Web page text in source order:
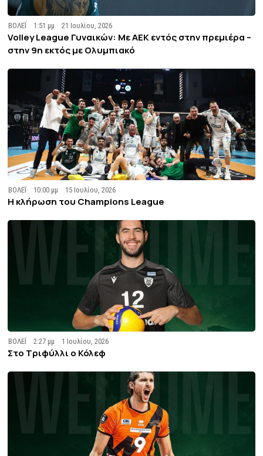
ΒΟΛΕΪ 1:51 μμ 21 Ιουλίου, 2026
Volley League Γυναικών: Με ΑΕΚ εντός στην πρεμιέρα –
στην 9η εκτός με Ολυμπιακό
ΒΟΛΕΪ 10:00 μμ 15 Ιουλίου, 2026
Η κλήρωση του Champions League
ΒΟΛΕΪ 2:27 μμ 1 Ιουλίου, 2026
Στο Tριφύλλι ο Κόλεφ